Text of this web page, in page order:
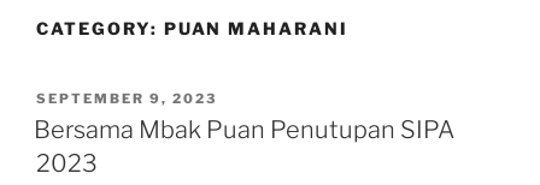
CATEGORY: PUAN MAHARANI
POSTED
ON
SEPTEMBER 9, 2023
Bersama Mbak Puan Penutupan SIPA
2023